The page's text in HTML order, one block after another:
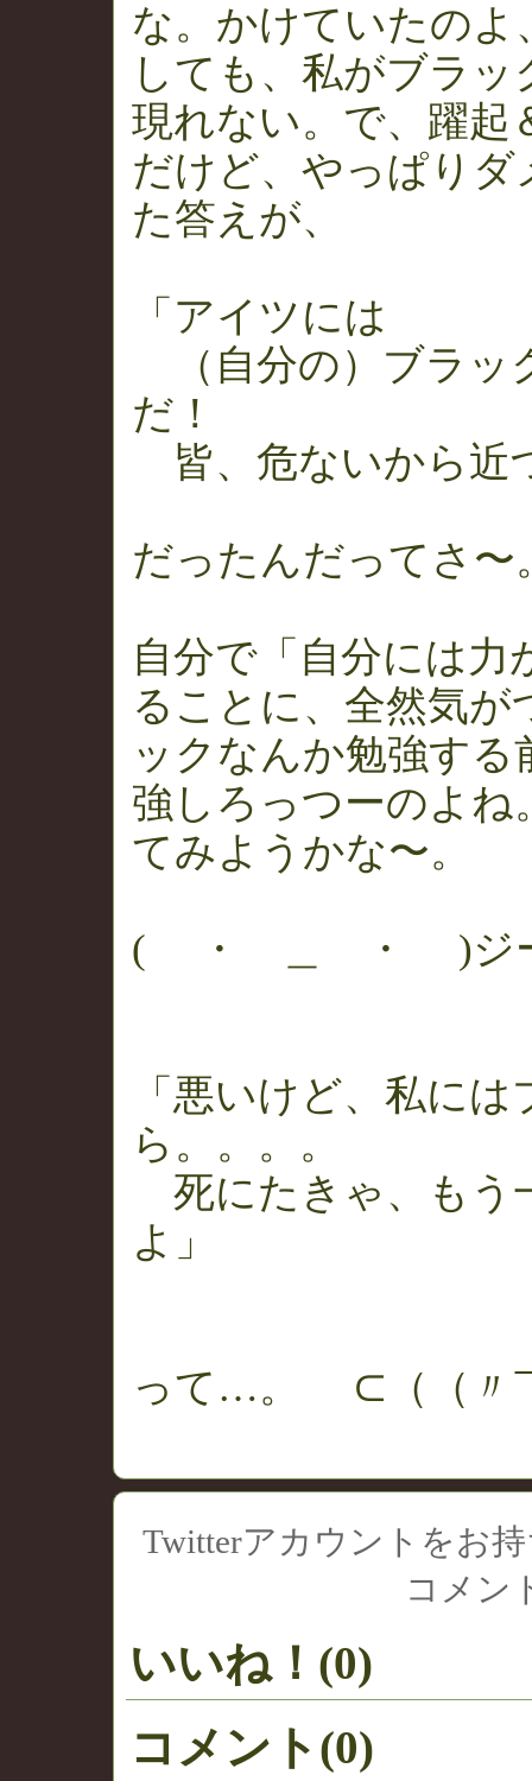
な。かけていたのよ
しても、私がブラ
現れない。で、躍起
だけど、やっぱりダ
た答えが、
「アイツには
（自分の）ブラッ
だ！
皆、危ないから近
だったんだってさ〜
自分で「自分には
ることに、全然気
ックなんか勉強す
強しろっつーのよね
てみようかな〜。
( ・ ＿ ・ )ジー
「悪いけど、私に
ら。。。。
死にたきゃ、もう
よ」
って…。 ⊂（（〃
Twitterアカウントをお
コメン
いいね！(0)
コメント(0)